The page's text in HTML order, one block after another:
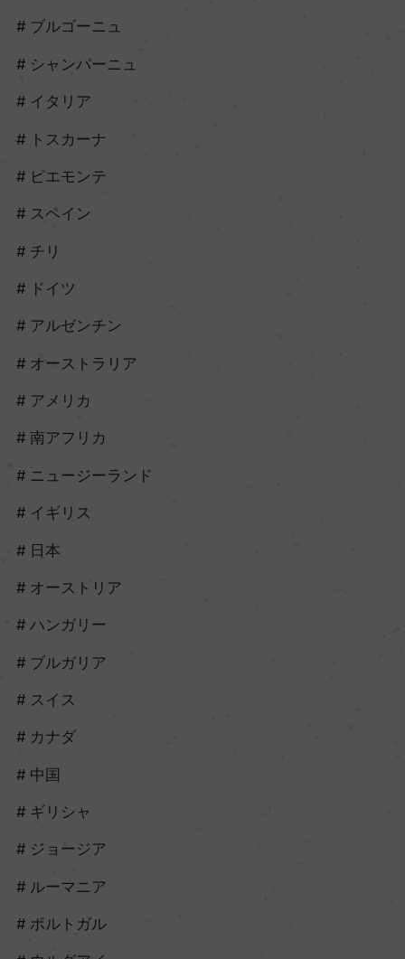
ブルゴーニュ
シャンパーニュ
イタリア
トスカーナ
ピエモンテ
スペイン
チリ
ドイツ
アルゼンチン
オーストラリア
アメリカ
南アフリカ
ニュージーランド
イギリス
日本
オーストリア
ハンガリー
ブルガリア
スイス
カナダ
中国
ギリシャ
ジョージア
ルーマニア
ポルトガル